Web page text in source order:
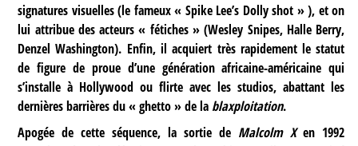
signatures visuelles (le fameux « Spike Lee’s Dolly shot » ), et on
lui attribue des acteurs « fétiches » (Wesley Snipes, Halle Berry,
Denzel Washington). Enfin, il acquiert très rapidement le statut
de figure de proue d’une génération africaine-américaine qui
s’installe à Hollywood ou flirte avec les studios, abattant les
dernières barrières du « ghetto » de la blaxploitation.
Apogée de cette séquence, la sortie de Malcolm Xen 1992